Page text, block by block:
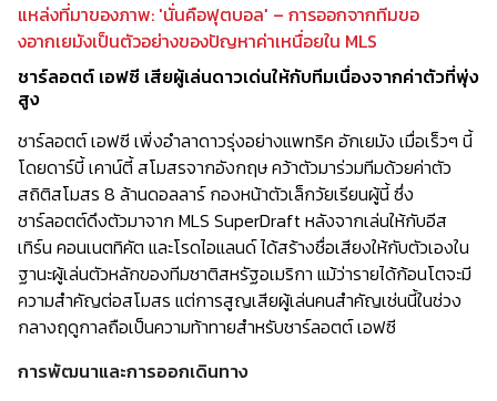
แหล่งที่มาของภาพ: 'นั่นคือฟุตบอล' – การออกจากทีมขอ
งอากเยมังเป็นตัวอย่างของปัญหาค่าเหนื่อยใน MLS
ชาร์ลอตต์ เอฟซี เสียผู้เล่นดาวเด่นให้กับทีมเนื่องจากค่าตัวที่พุ่ง
สูง
ชาร์ลอตต์ เอฟซี เพิ่งอำลาดาวรุ่งอย่างแพทริค อักเยมัง เมื่อเร็วๆ นี้
โดยดาร์บี้ เคาน์ตี้ สโมสรจากอังกฤษ คว้าตัวมาร่วมทีมด้วยค่าตัว
สถิติสโมสร 8 ล้านดอลลาร์ กองหน้าตัวเล็กวัยเรียนผู้นี้ ซึ่ง
ชาร์ลอตต์ดึงตัวมาจาก MLS SuperDraft หลังจากเล่นให้กับอีส
เทิร์น คอนเนตทิคัต และโรดไอแลนด์ ได้สร้างชื่อเสียงให้กับตัวเองใน
ฐานะผู้เล่นตัวหลักของทีมชาติสหรัฐอเมริกา แม้ว่ารายได้ก้อนโตจะมี
ความสำคัญต่อสโมสร แต่การสูญเสียผู้เล่นคนสำคัญเช่นนี้ในช่วง
กลางฤดูกาลถือเป็นความท้าทายสำหรับชาร์ลอตต์ เอฟซี
การพัฒนาและการออกเดินทาง